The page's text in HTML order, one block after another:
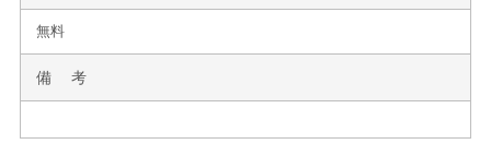
無料
備 考